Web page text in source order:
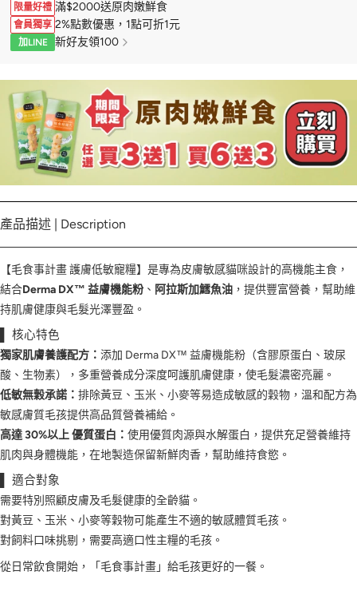
限量好禮 滿$2000送原肉嫩鮮食
會員獨享 2%點數優惠，1點可折1元
加LINE 新好友領100
產品描述 | Description
【毛食事計畫 護膚低敏寵糧】是專為皮膚敏感貓咪設計的高機能主食，
結合Derma DX™ 益膚機能粉、 阿拉斯加鱈魚油 ，提供豐富營養，幫助維
持肌膚健康與毛髮光澤豐盈。
▌ 核心特色
獨家肌膚養護配方： 添加 Derma DX™ 益膚機能粉（含膠原蛋白、玻尿
酸、生物素），多重營養成分深度呵護肌膚健康，使毛髮濃密亮麗。
低敏無穀承諾： 排除黃豆、玉米、小麥等易造成敏感的穀物，溫和配方為
敏感膚質毛孩提供高品質營養補給。
高達 30%以上 優質蛋白： 使用優質肉源與水解蛋白，提供充足營養維持
肌肉與身體機能，在地製造保留新鮮肉香，幫助維持食慾。
▌ 適合對象
需要特別照顧皮膚及毛髮健康的全齡貓。
對黃豆、玉米、小麥等穀物可能產生不適的敏感體質毛孩。
對飼料口味挑剔，需要高適口性主糧的毛孩。
從日常飲食開始，「毛食事計畫」給毛孩更好的一餐。